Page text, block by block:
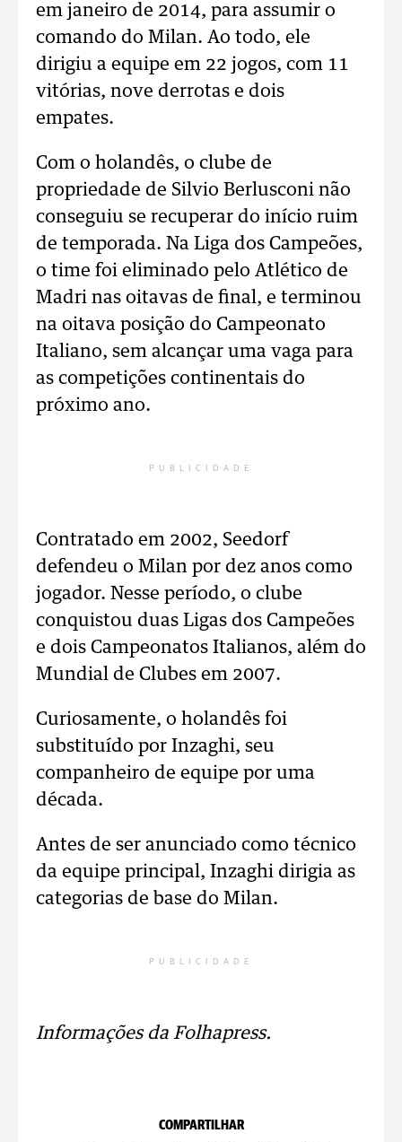
em janeiro de 2014, para assumir o
comando do Milan. Ao todo, ele
dirigiu a equipe em 22 jogos, com 11
vitórias, nove derrotas e dois
empates.
Com o holandês, o clube de
propriedade de Silvio Berlusconi não
conseguiu se recuperar do início ruim
de temporada. Na Liga dos Campeões,
o time foi eliminado pelo Atlético de
Madri nas oitavas de final, e terminou
na oitava posição do Campeonato
Italiano, sem alcançar uma vaga para
as competições continentais do
próximo ano.
PUBLICIDADE
Contratado em 2002, Seedorf
defendeu o Milan por dez anos como
jogador. Nesse período, o clube
conquistou duas Ligas dos Campeões
e dois Campeonatos Italianos, além do
Mundial de Clubes em 2007.
Curiosamente, o holandês foi
substituído por Inzaghi, seu
companheiro de equipe por uma
década.
Antes de ser anunciado como técnico
da equipe principal, Inzaghi dirigia as
categorias de base do Milan.
PUBLICIDADE
Informações da Folhapress.
COMPARTILHAR